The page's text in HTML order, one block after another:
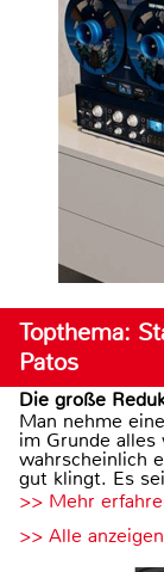
Topthema:
Patos
Die große
Man nehme
im Grunde
wahrscheinlich
gut klingt. Es
>> Mehr
>> Alle anzeigen